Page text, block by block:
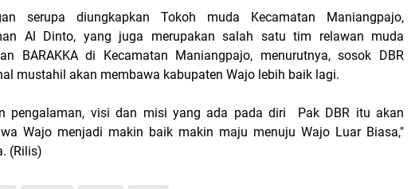
serupa diungkapkan Tokoh muda Kecamatan Maniangpajo,
Al Dinto, yang juga merupakan salah satu tim relawan muda
BARAKKA di Kecamatan Maniangpajo, menurutnya, sosok DBR
mustahil akan membawa kabupaten Wajo lebih baik lagi.
pengalaman, visi dan misi yang ada pada diri Pak DBR itu akan
Wajo menjadi makin baik makin maju menuju Wajo Luar Biasa,"
(Rilis)